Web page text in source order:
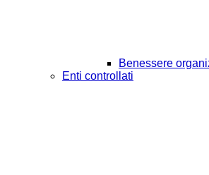
Benessere
Enti controllati